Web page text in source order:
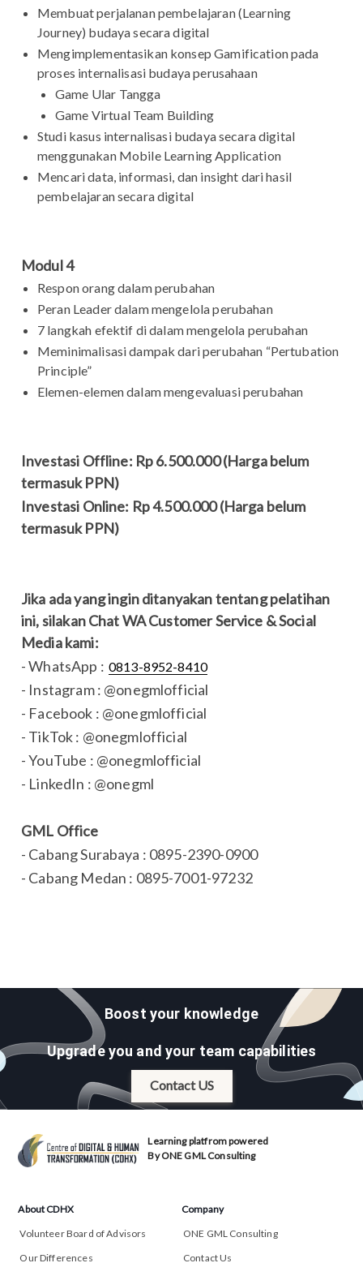
Membuat perjalanan pembelajaran (Learning
Journey) budaya secara digital
Mengimplementasikan konsep Gamification pada
proses internalisasi budaya perusahaan
Game Ular Tangga
Game Virtual Team Building
Studi kasus internalisasi budaya secara digital
menggunakan Mobile Learning Application
Mencari data, informasi, dan insight dari hasil
pembelajaran secara digital
Modul 4
Respon orang dalam perubahan
Peran Leader dalam mengelola perubahan
7 langkah efektif di dalam mengelola perubahan
Meminimalisasi dampak dari perubahan “Pertubation
Principle”
Elemen-elemen dalam mengevaluasi perubahan
Investasi Offline: Rp 6.500.000 (Harga belum
termasuk PPN)
Investasi Online: Rp 4.500.000 (Harga belum
termasuk PPN)
Jika ada yang ingin ditanyakan tentang pelatihan
ini, silakan Chat WA Customer Service & Social
Media kami:
- WhatsApp : 0813-8952-8410
- Instagram : @onegmlofficial
- Facebook : @onegmlofficial
- TikTok : @onegmlofficial
- YouTube : @onegmlofficial
- LinkedIn : @onegml
GML Office
- Cabang Surabaya : 0895-2390-0900
- Cabang Medan : 0895-7001-97232
Boost your knowledge
Upgrade you and your team capabilities
Contact US
Learning platfrom powered
By ONE GML Consulting
About CDHX
Volunteer Board of Advisors
Our Differences
Company
ONE GML Consulting
Contact Us